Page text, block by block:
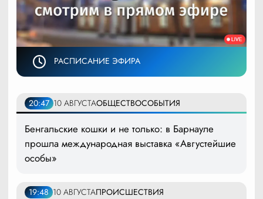
РАСПИСАНИЕ ЭФИРА
20:47 10 АВГУСТАОБЩЕСТВОСОБЫТИЯ
Бенгальские кошки и не только: в Барнауле
прошла международная выставка «Августейшие
особы»
19:48 10 АВГУСТАПРОИСШЕСТВИЯ